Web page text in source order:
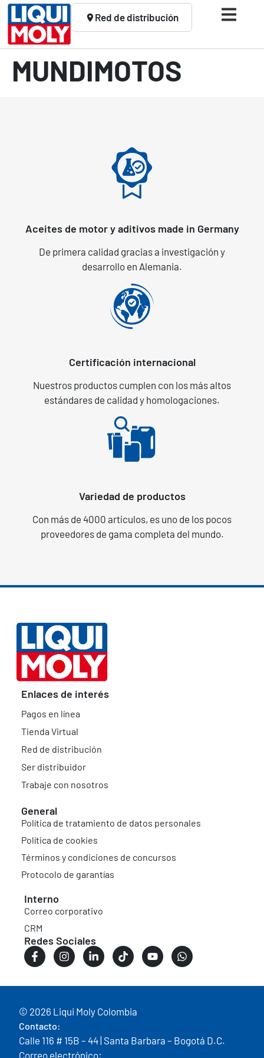
Red de distribución
MUNDIMOTOS
Aceites de motor y aditivos made in Germany
De primera calidad gracias a investigación y
desarrollo en Alemania.
Certificación internacional
Nuestros productos cumplen con los más altos
estándares de calidad y homologaciones.
Variedad de productos
Con más de 4000 artículos, es uno de los pocos
proveedores de gama completa del mundo.
Enlaces de interés
Pagos en línea
Tienda Virtual
Red de distribución
Ser distribuidor
Trabaje con nosotros
General
Política de tratamiento de datos personales
Política de cookies
Términos y condiciones de concursos
Protocolo de garantías
Interno
Correo corporativo
CRM
Redes Sociales
© 2026 Liqui Moly Colombia
Contacto:
Calle 116 # 15B – 44 | Santa Barbara – Bogotá D.C.
Correo electrónico: